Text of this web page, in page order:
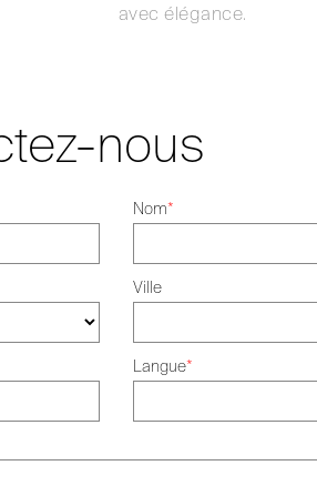
avec élégance.
nous
Nom*
Ville
Langue*